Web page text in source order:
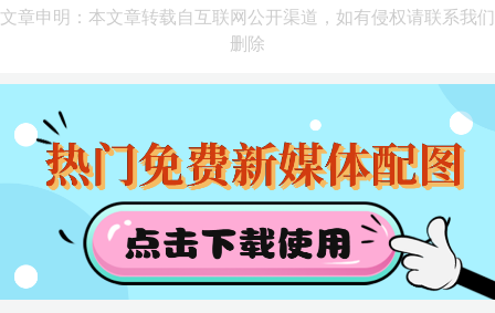
文章申明：本文章转载自互联网公开渠道，如有侵权请联系我们
删除